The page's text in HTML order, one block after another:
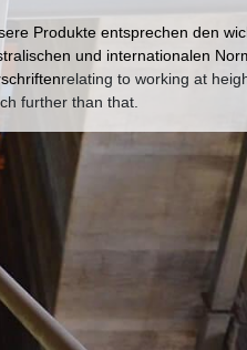
Produkte entsprechen den
und internationalen
relating to working at
further than that.